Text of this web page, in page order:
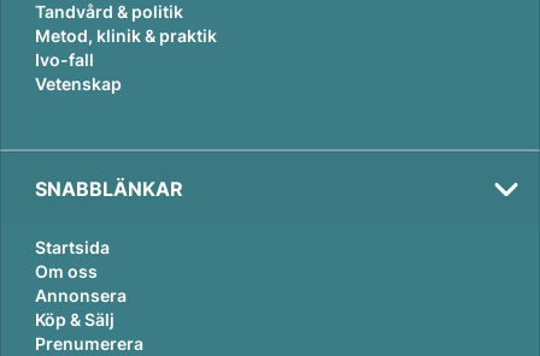
Tandvård & politik
Metod, klinik & praktik
Ivo-fall
Vetenskap
SNABBLÄNKAR
Startsida
Om oss
Annonsera
Köp & Sälj
Prenumerera